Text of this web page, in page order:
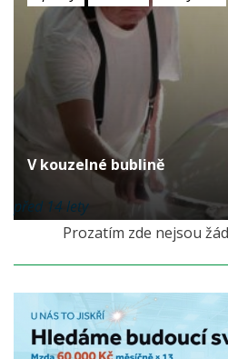
V kouzelné bublině
před 14 lety
Prozatím zde nejsou